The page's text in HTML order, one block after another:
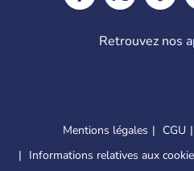
Retrouvez nos
Mentions légales CGU
Informations relatives aux